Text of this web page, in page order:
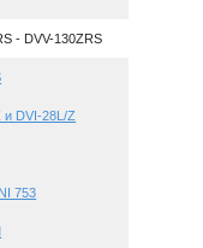
- DVV-130ZRS
и DVI-28L/Z
753